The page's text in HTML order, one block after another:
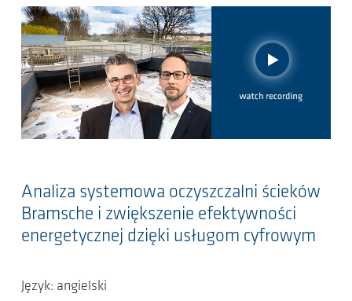
Analiza systemowa oczyszczalni ścieków
Bramsche i zwiększenie efektywności
energetycznej dzięki usługom cyfrowym
Język: angielski